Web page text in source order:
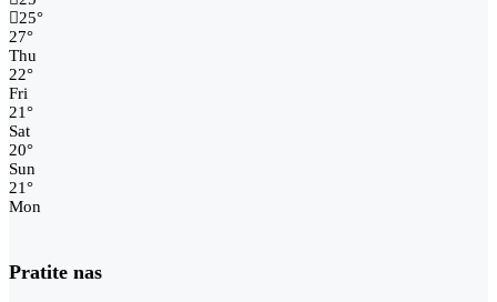
25°
27°
Thu
22°
Fri
21°
Sat
20°
Sun
21°
Mon
Pratite nas